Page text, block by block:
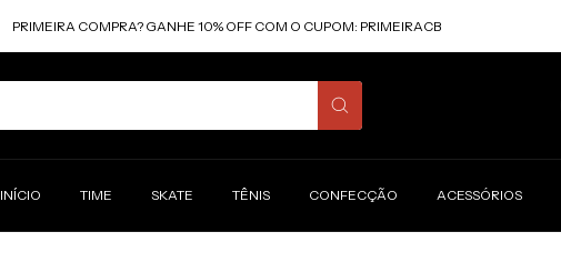
PRIMEIRA COMPRA? GANHE 10% OFF COM O CUPOM: PRIMEIRACB
INÍCIO TIME SKATE TÊNIS CONFECÇÃO ACESSÓRIOS